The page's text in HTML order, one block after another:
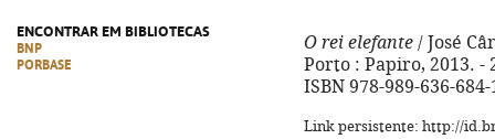
ENCONTRAR EM BIBLIOTECAS
BNP
PORBASE
O rei elefante / José
Porto : Papiro, 2013. -
ISBN 978-989-636-684-
Link persistente: http://